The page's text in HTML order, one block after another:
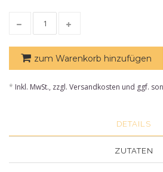
zum Warenkorb hinzufügen
* Inkl. MwSt., zzgl. Versandkosten und ggf.
DETAILS
ZUTATEN